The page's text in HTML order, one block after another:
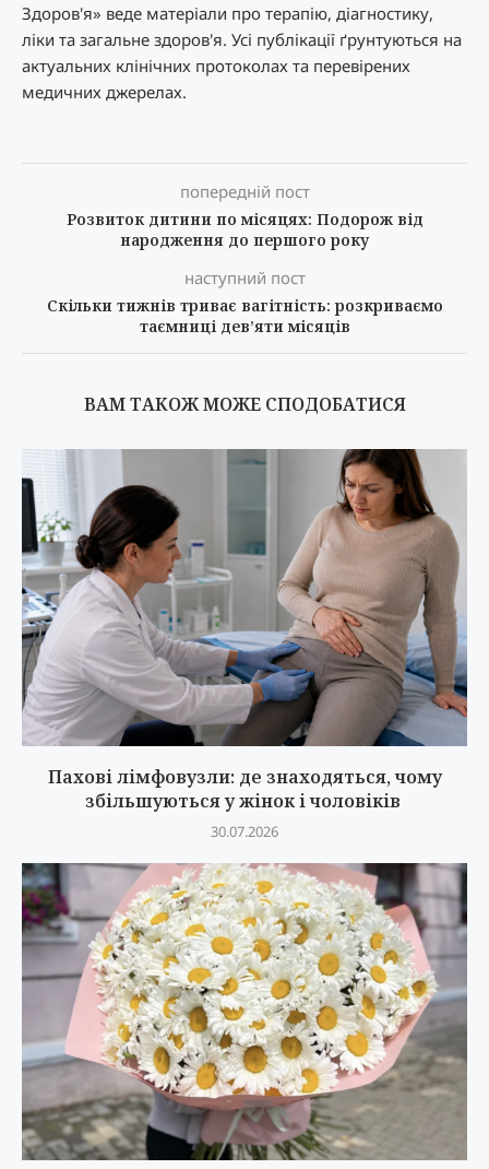
Здоров'я» веде матеріали про терапію, діагностику,
ліки та загальне здоров'я. Усі публікації ґрунтуються на
актуальних клінічних протоколах та перевірених
медичних джерелах.
попередній пост
Розвиток дитини по місяцях: Подорож від
народження до першого року
наступний пост
Скільки тижнів триває вагітність: розкриваємо
таємниці дев’яти місяців
ВАМ ТАКОЖ МОЖЕ СПОДОБАТИСЯ
Пахові лімфовузли: де знаходяться, чому
збільшуються у жінок і чоловіків
30.07.2026